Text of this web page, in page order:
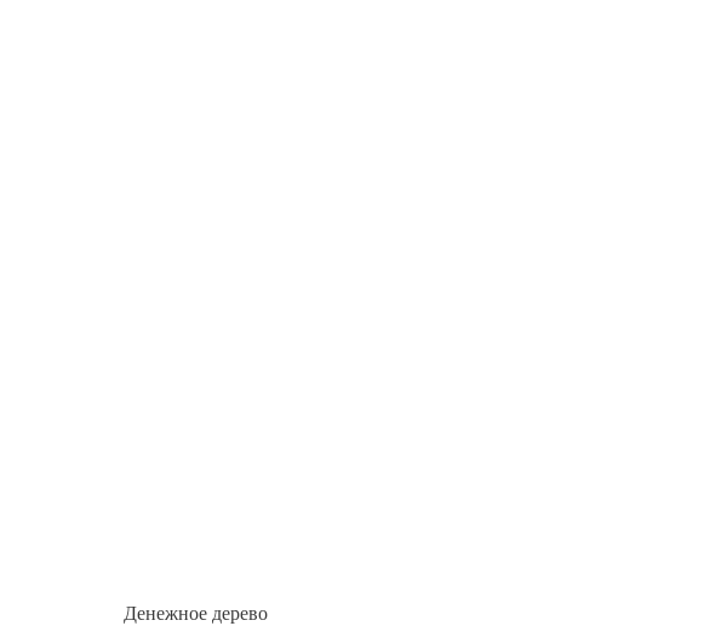
Денежное дерево